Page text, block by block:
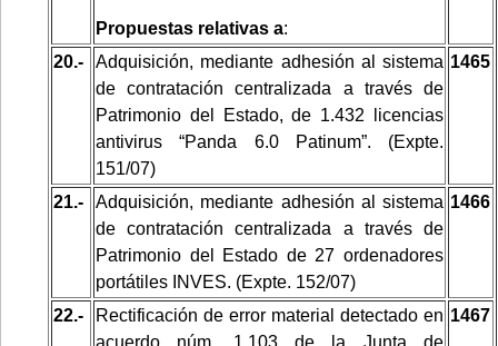
Propuestas relativas a:
20.-
Adquisición, mediante adhesión al sistema
de contratación centralizada a través de
Patrimonio del Estado, de 1.432 licencias
antivirus “Panda 6.0 Patinum”. (Expte.
151/07)
1465
21.-
Adquisición, mediante adhesión al sistema
de contratación centralizada a través de
Patrimonio del Estado de 27 ordenadores
portátiles INVES. (Expte. 152/07)
1466
22.-
Rectificación de error material detectado en
acuerdo núm. 1.103 de la Junta de
1467